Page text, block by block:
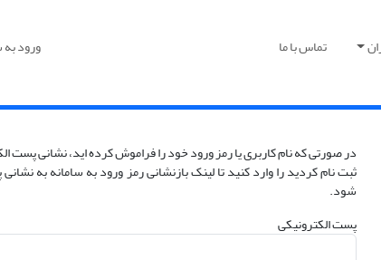
تماس با ما ورود به
در صورتی که نام کاربری یا رمز ورود خود را فراموش کرده اید، نشانی پست
ثبت نام کردید را وارد کنید تا لینک بازنشانی رمز ورود به سامانه به
شود.
پست الکترونیکی